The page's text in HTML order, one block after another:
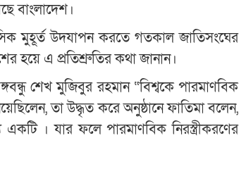
বাংলাদেশ।
মুহূর্ত উদযাপন করতে গতকাল জাতিসংঘের
হয়ে এ প্রতিশ্রুতির কথা জানান।
শেখ মুজিবুর রহমান “বিশ্বকে পারমাণবিক
তা উদ্ধৃত করে অনুষ্ঠানে ফাতিমা বলেন,
একটি । যার ফলে পারমাণবিক নিরস্ত্রীকরণের